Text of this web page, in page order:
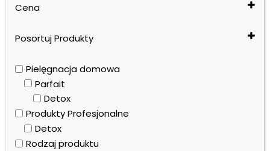
Cena
Posortuj Produkty
Cena: od najwyższej do najniższej
Nazwa: od A do Z
Nazwa: od Z do A
Pielęgnacja domowa
Parfait
Detox
Produkty Profesjonalne
Detox
Rodzaj produktu